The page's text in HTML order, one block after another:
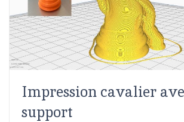
Impression cavalier
support